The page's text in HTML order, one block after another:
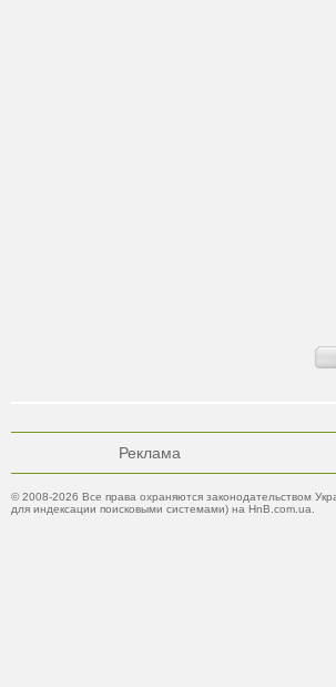
Реклама
© 2008-2026 Все права охраняются законодательством
для индексации поисковыми системами) на HnB.com.ua.